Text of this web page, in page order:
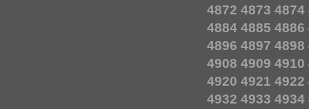
4872 4873 4874
4884 4885 4886
4896 4897 4898
4908 4909 4910
4920 4921 4922
4932 4933 4934